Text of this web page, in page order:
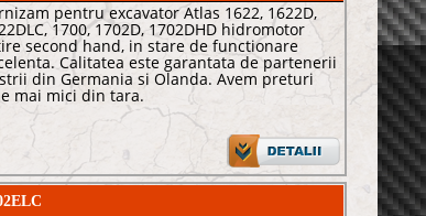
pentru excavator Atlas 1622, 1622D,
1700, 1702D, 1702DHD hidromotor
second hand, in stare de functionare
Calitatea este garantata de partenerii
din Germania si Olanda. Avem preturi
mai mici din tara.